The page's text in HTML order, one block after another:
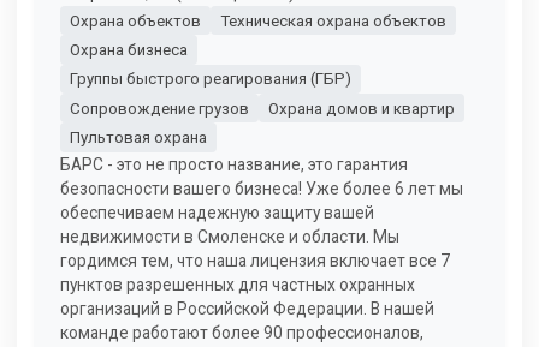
Охрана объектов
Техническая охрана объектов
Охрана бизнеса
Группы быстрого реагирования (ГБР)
Сопровождение грузов
Охрана домов и квартир
Пультовая охрана
БАРС - это не просто название, это гарантия
безопасности вашего бизнеса! Уже более 6 лет мы
обеспечиваем надежную защиту вашей
недвижимости в Смоленске и области. Мы
гордимся тем, что наша лицензия включает все 7
пунктов разрешенных для частных охранных
организаций в Российской Федерации. В нашей
команде работают более 90 профессионалов,